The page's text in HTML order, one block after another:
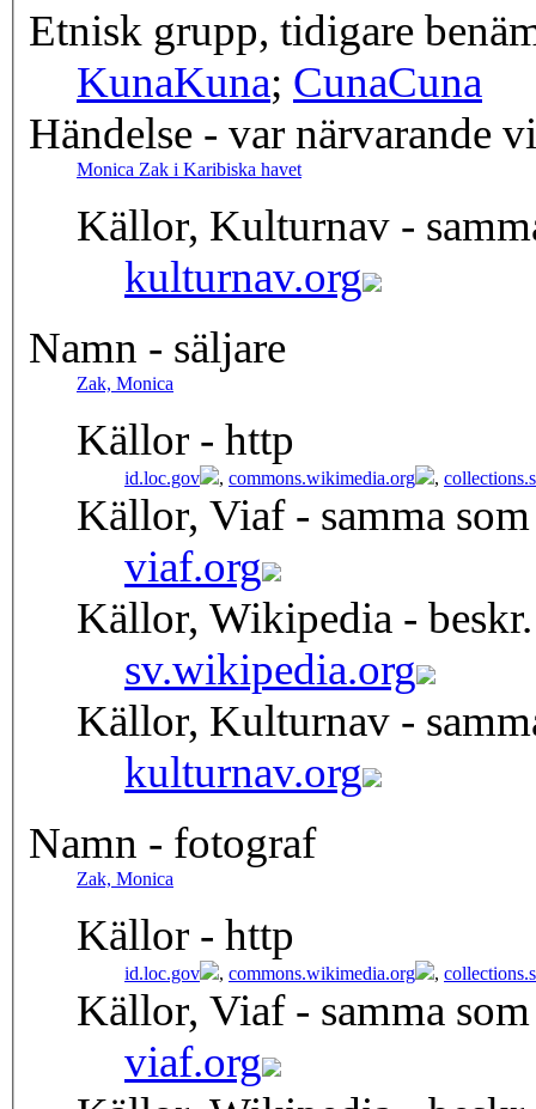
Etnisk grupp, tidigare
KunaKuna; CunaCuna
Händelse - var närvarande
Monica Zak i Karibiska havet
Källor, Kulturnav -
kulturnav.org
Namn - säljare
Zak, Monica
Källor - http
id.loc.gov , commons.wikimedia.org ,
Källor, Viaf - samma som
viaf.org
Källor, Wikipedia -
sv.wikipedia.org
Källor, Kulturnav -
kulturnav.org
Namn - fotograf
Zak, Monica
Källor - http
id.loc.gov , commons.wikimedia.org ,
Källor, Viaf - samma som
viaf.org